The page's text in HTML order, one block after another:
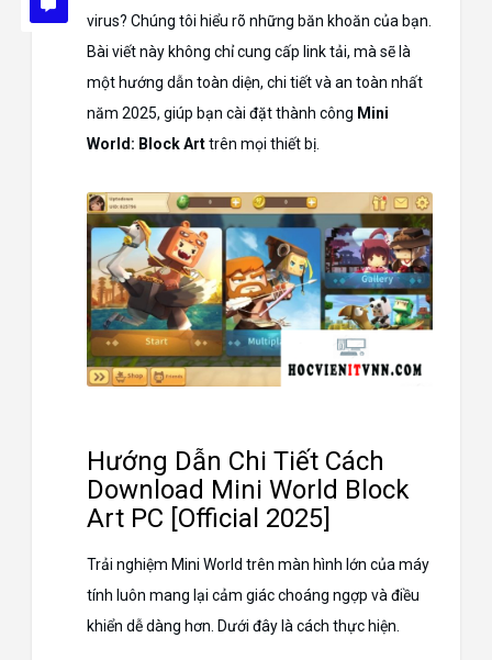
virus? Chúng tôi hiểu rõ những băn khoăn của bạn.
Bài viết này không chỉ cung cấp link tải, mà sẽ là
một hướng dẫn toàn diện, chi tiết và an toàn nhất
năm 2025, giúp bạn cài đặt thành công Mini
World: Block Arttrên mọi thiết bị.
Hướng Dẫn Chi Tiết Cách
Download Mini World Block
Art PC [Official 2025]
Trải nghiệm Mini World trên màn hình lớn của máy
tính luôn mang lại cảm giác choáng ngợp và điều
khiển dễ dàng hơn. Dưới đây là cách thực hiện.